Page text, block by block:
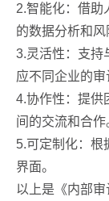
2.智能化：借助
的数据分析和风
3.灵活性：支持
应不同企业的审
4.协作性：提供
间的交流和合作
5.可定制化：根
界面。
以上是《内部